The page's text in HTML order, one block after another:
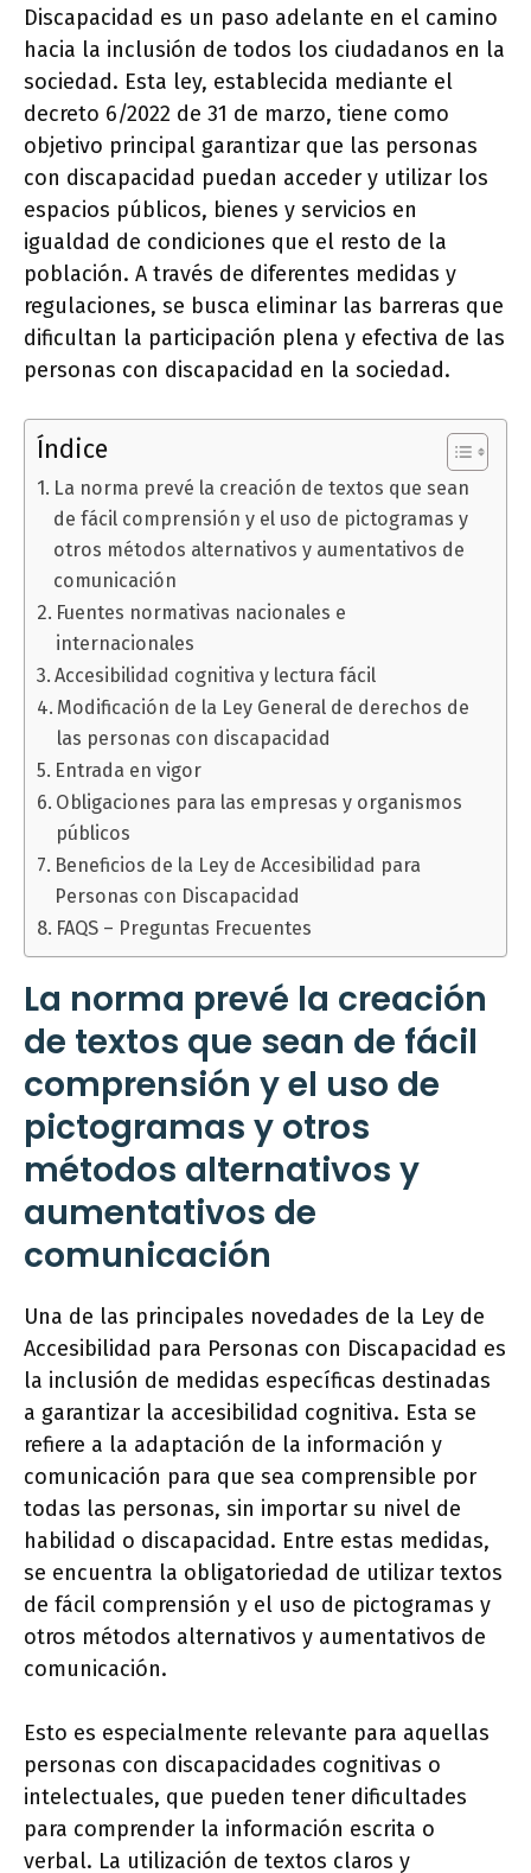
Discapacidad es un paso adelante en el camino
hacia la inclusión de todos los ciudadanos en la
sociedad. Esta ley, establecida mediante el
decreto 6/2022 de 31 de marzo, tiene como
objetivo principal garantizar que las personas
con discapacidad puedan acceder y utilizar los
espacios públicos, bienes y servicios en
igualdad de condiciones que el resto de la
población. A través de diferentes medidas y
regulaciones, se busca eliminar las barreras que
dificultan la participación plena y efectiva de las
personas con discapacidad en la sociedad.
Índice
La norma prevé la creación de textos que sean
de fácil comprensión y el uso de pictogramas y
otros métodos alternativos y aumentativos de
comunicación
Fuentes normativas nacionales e
internacionales
Accesibilidad cognitiva y lectura fácil
Modificación de la Ley General de derechos de
las personas con discapacidad
Entrada en vigor
Obligaciones para las empresas y organismos
públicos
Beneficios de la Ley de Accesibilidad para
Personas con Discapacidad
FAQS – Preguntas Frecuentes
La norma prevé la creación
de textos que sean de fácil
comprensión y el uso de
pictogramas y otros
métodos alternativos y
aumentativos de
comunicación
Una de las principales novedades de la Ley de
Accesibilidad para Personas con Discapacidad es
la inclusión de medidas específicas destinadas
a garantizar la accesibilidad cognitiva. Esta se
refiere a la adaptación de la información y
comunicación para que sea comprensible por
todas las personas, sin importar su nivel de
habilidad o discapacidad. Entre estas medidas,
se encuentra la obligatoriedad de utilizar textos
de fácil comprensión y el uso de pictogramas y
otros métodos alternativos y aumentativos de
comunicación.
Esto es especialmente relevante para aquellas
personas con discapacidades cognitivas o
intelectuales, que pueden tener dificultades
para comprender la información escrita o
verbal. La utilización de textos claros y